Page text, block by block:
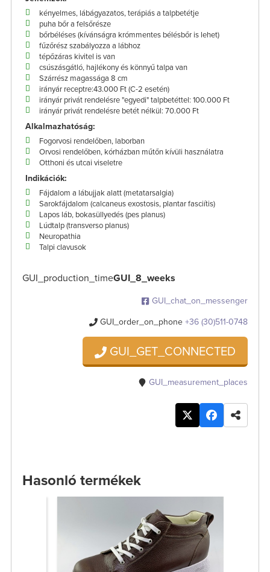
kényelmes, lábágyazatos, terápiás a talpbetétje
puha bőr a felsőrésze
bőrbéléses (kívánságra krómmentes bélésbőr is lehet)
fűzőrész szabályozza a lábhoz
tépőzáras kivitel is van
csúszásgátló, hajlékony és könnyű talpa van
Szárrész magassága 8 cm
irányár receptre:43.000 Ft (C-2 esetén)
irányár privát rendelésre "egyedi" talpbetéttel: 100.000 Ft
irányár privát rendelésre betét nélkül: 70.000 Ft
Alkalmazhatóság:
Fogorvosi rendelőben, laborban
Orvosi rendelőben, kórházban műtőn kívüli használatra
Otthoni és utcai viseletre
Indikációk:
Fájdalom a lábujjak alatt (metatarsalgia)
Sarokfájdalom (calcaneus exostosis, plantar fasciítis)
Lapos láb, bokasüllyedés (pes planus)
Lúdtalp (transverso planus)
Neuropathia
Talpi clavusok
GUI_production_timeGUI_8_weeks
GUI_chat_on_messenger
GUI_order_on_phone+36 (30)511-0748
GUI_GET_CONNECTED
GUI_measurement_places
Hasonló termékek